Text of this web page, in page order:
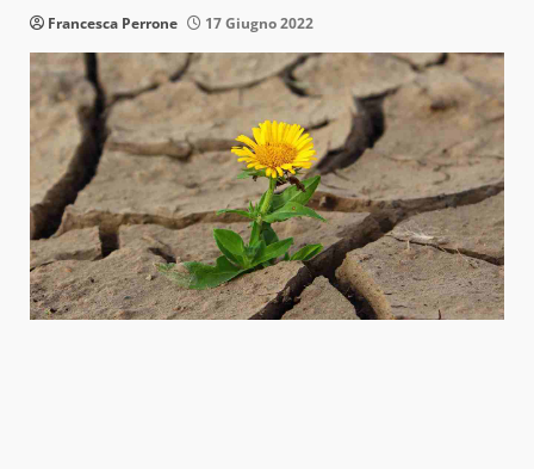
Francesca Perrone 17 Giugno 2022